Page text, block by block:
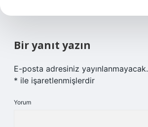
Bir yanıt yazın
E-posta adresiniz yayınlanmayacak.
* ile işaretlenmişlerdir
Yorum